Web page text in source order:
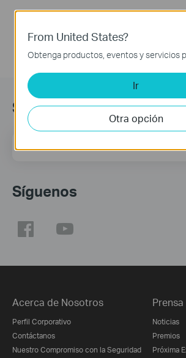
Subscription
Síguenos
Acerca de Nosotros
Perfil Corporativo
Contáctanos
Nuestro Compromiso con la Seguridad
Prensa
Noticias
Premios
Próxima
From United States?
Obtenga productos, eventos y servicios
Ir
Otra opción